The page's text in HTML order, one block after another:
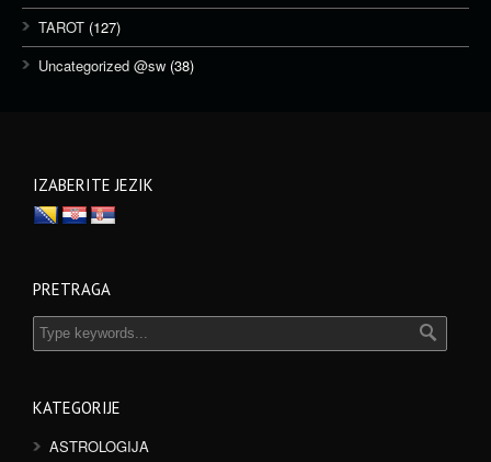
TAROT (127)
Uncategorized @sw (38)
IZABERITE JEZIK
PRETRAGA
KATEGORIJE
ASTROLOGIJA